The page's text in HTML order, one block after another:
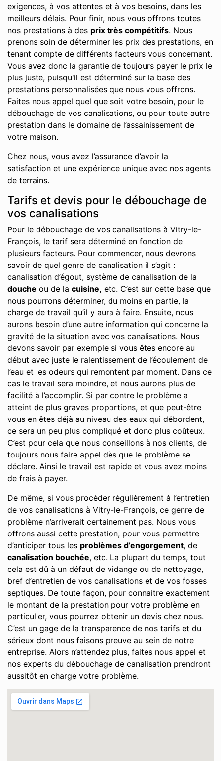
exigences, à vos attentes et à vos besoins, dans les
meilleurs délais. Pour finir, nous vous offrons toutes
nos prestations à des prix très compétitifs. Nous
prenons soin de déterminer les prix des prestations, en
tenant compte de différents facteurs vous concernant.
Vous avez donc la garantie de toujours payer le prix le
plus juste, puisqu'il est déterminé sur la base des
prestations personnalisées que nous vous offrons.
Faites nous appel quel que soit votre besoin, pour le
débouchage de vos canalisations, ou pour toute autre
prestation dans le domaine de l’assainissement de
votre maison.
Chez nous, vous avez l’assurance d’avoir la
satisfaction et une expérience unique avec nos agents
de terrains.
Tarifs et devis pour le débouchage de
vos canalisations
Pour le débouchage de vos canalisations à Vitry-le-
François, le tarif sera déterminé en fonction de
plusieurs facteurs. Pour commencer, nous devrons
savoir de quel genre de canalisation il s’agit :
canalisation d’égout, système de canalisation de la
douche ou de la cuisine, etc. C’est sur cette base que
nous pourrons déterminer, du moins en partie, la
charge de travail qu’il y aura à faire. Ensuite, nous
aurons besoin d’une autre information qui concerne la
gravité de la situation avec vos canalisations. Nous
devons savoir par exemple si vous êtes encore au
début avec juste le ralentissement de l’écoulement de
l’eau et les odeurs qui remontent par moment. Dans ce
cas le travail sera moindre, et nous aurons plus de
facilité à l’accomplir. Si par contre le problème a
atteint de plus graves proportions, et que peut-être
vous en êtes déjà au niveau des eaux qui débordent,
ce sera un peu plus compliqué et donc plus coûteux.
C’est pour cela que nous conseillons à nos clients, de
toujours nous faire appel dès que le problème se
déclare. Ainsi le travail est rapide et vous avez moins
de frais à payer.
De même, si vous procéder régulièrement à l’entretien
de vos canalisations à Vitry-le-François, ce genre de
problème n’arriverait certainement pas. Nous vous
offrons aussi cette prestation, pour vous permettre
d’anticiper tous les problèmes d’engorgement, de
canalisation bouchée, etc. La plupart du temps, tout
cela est dû à un défaut de vidange ou de nettoyage,
bref d’entretien de vos canalisations et de vos fosses
septiques. De toute façon, pour connaitre exactement
le montant de la prestation pour votre problème en
particulier, vous pourrez obtenir un devis chez nous.
C’est un gage de la transparence de nos tarifs et du
sérieux dont nous faisons preuve au sein de notre
entreprise. Alors n’attendez plus, faites nous appel et
nos experts du débouchage de canalisation prendront
aussitôt en charge votre problème.